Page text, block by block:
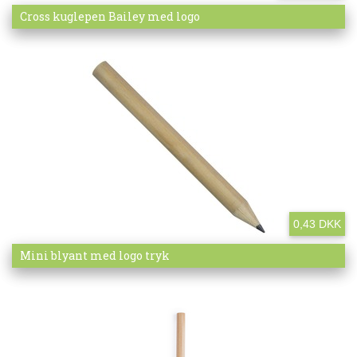
Cross kuglepen Bailey med logo
Mere info
0,43 DKK
Mini blyant med logo tryk
Mere info